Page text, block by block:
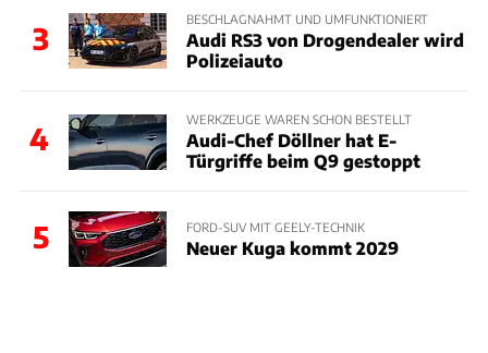
3
BESCHLAGNAHMT UND UMFUNKTIONIERT
Audi RS3 von Drogendealer wird
Polizeiauto
4
WERKZEUGE WAREN SCHON BESTELLT
Audi-Chef Döllner hat E-
Türgriffe beim Q9 gestoppt
5 FORD-SUV MIT GEELY-TECHNIK
Neuer Kuga kommt 2029